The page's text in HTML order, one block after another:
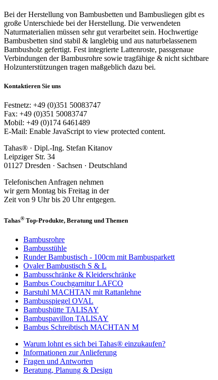
Bei der Herstellung von Bambusbetten und Bambusliegen gibt es
große Unterschiede bei der Herstellung. Die verwendeten
Naturmaterialien müssen sehr gut verarbeitet sein. Hochwertige
Bambusbetten sind stabil & langlebig und aus naturbelassenem
Bambusholz gefertigt. Fest integrierte Lattenroste, passgenaue
Verbindungen der Bambusrohre sowie tragfähige & nicht sichtbare
Holzunterstützungen tragen maßgeblich dazu bei.
Kontaktieren Sie uns
Festnetz: +49 (0)351 50083747
Fax: +49 (0)351 50083747
Mobil: +49 (0)174 6461489
E-Mail: Enable JavaScript to view protected content.
Tahas® · Dipl.-Ing. Stefan Kitanov
Leipziger Str. 34
01127 Dresden · Sachsen · Deutschland
Telefonischen Anfragen nehmen
wir gern Montag bis Freitag in der
Zeit von 9 Uhr bis 20 Uhr entgegen.
Tahas® Top-Produkte, Beratung und Themen
Bambusrohre
Bambusstühle
Runder Bambustisch - 100cm mit Bambusparkett
Ovaler Bambustisch S & L
Bambusschränke & Kleiderschränke
Bambus Couchgarnitur LAFCO
Barstuhl MACHTAN mit Rattanlehne
Bambusspiegel OVAL
Bambushütte TALISAY
Bambuspavillon TALISAY
Bambus Schreibtisch MACHTAN M
Warum lohnt es sich bei Tahas® einzukaufen?
Informationen zur Anlieferung
Fragen und Antworten
Beratung, Planung & Design